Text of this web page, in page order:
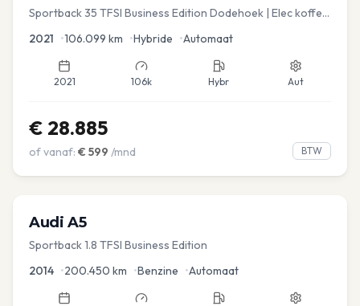
Sportback 35 TFSI Business Edition Dodehoek | Elec koffer
2021 •106.099 km •Hybride •Automaat
2021 106k Hybr Aut
€ 28.885
of vanaf: € 599 /mnd BTW
Audi A5
Sportback 1.8 TFSI Business Edition
2014 •200.450 km •Benzine •Automaat